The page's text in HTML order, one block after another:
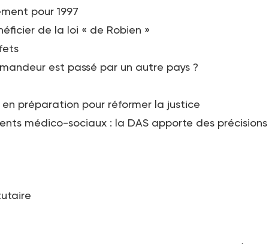
pour 1997
de la loi « de Robien »
est passé par un autre pays ?
préparation pour réformer la justice
médico-sociaux : la DAS apporte des précisions